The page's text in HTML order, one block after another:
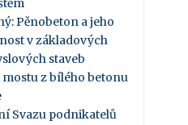
:Pěnobeton a jeho
v základových
staveb
mostu z bílého betonu
Svazu podnikatelů